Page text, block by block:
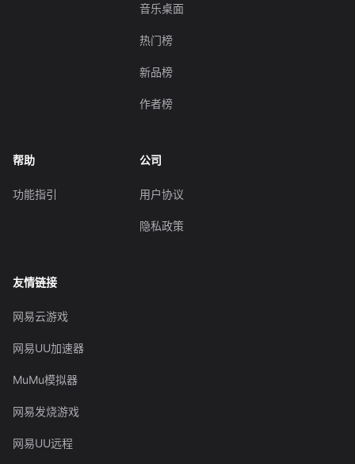
音乐桌面
热门榜
新品榜
作者榜
帮助
功能指引
公司
用户协议
隐私政策
友情链接
网易云游戏
网易UU加速器
MuMu模拟器
网易发烧游戏
网易UU远程